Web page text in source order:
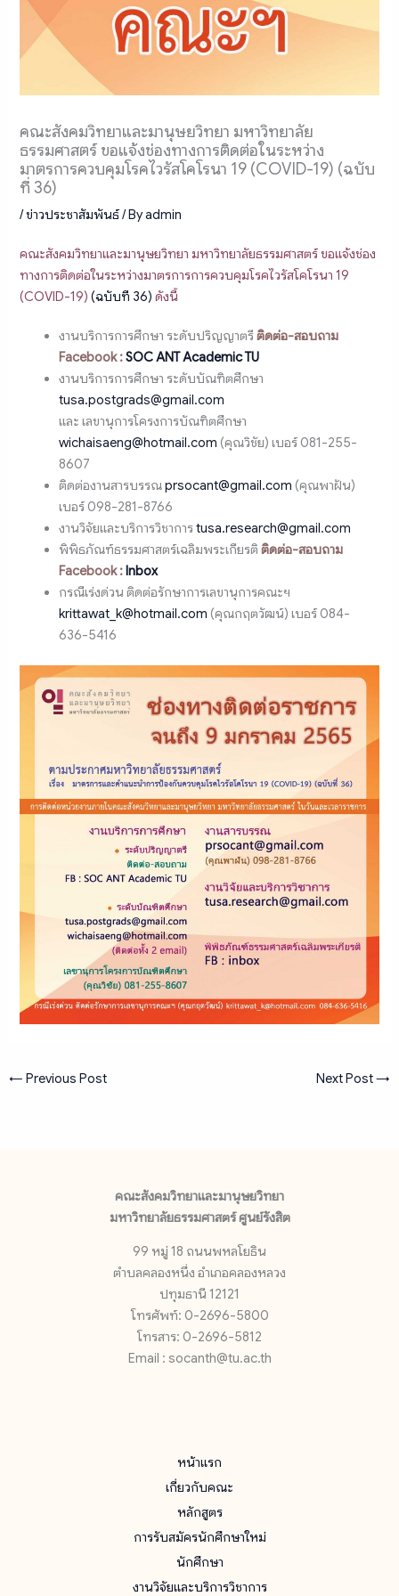
คณะสังคมวิทยาและมานุษยวิทยา มหาวิทยาลัย
ธรรมศาสตร์ ขอแจ้งช่องทางการติดต่อในระหว่าง
มาตรการควบคุมโรคไวรัสโคโรนา 19 (COVID-19) (ฉบับ
ที่ 36)
/ข่าวประชาสัมพันธ์/ Byadmin
คณะสังคมวิทยาและมานุษยวิทยา มหาวิทยาลัยธรรมศาสตร์ ขอแจ้งช่อง
ทางการติดต่อในระหว่างมาตรการการควบคุมโรคไวรัสโคโรนา 19
(COVID-19)(ฉบับที 36)ดังนี้
งานบริการการศึกษา ระดับปริญญาตรีติดต่อ-สอบถาม
Facebook :SOC ANT Academic TU
งานบริการการศึกษา ระดับบัณฑิตศึกษา
tusa.postgrads@gmail.com
เเละ เลขานุการโครงการบัณฑิตศึกษา
wichaisaeng@hotmail.com (คุณวิชัย) เบอร์ 081-255-
8607
ติดต่องานสารบรรณprsocant@gmail.com (คุณพาฝัน)
เบอร์ 098-281-8766
งานวิจัยและบริการวิชาการtusa.research@gmail.com
พิพิธภัณฑ์ธรรมศาสตร์เฉลิมพระเกียรติติดต่อ-สอบถาม
Facebook : Inbox
กรณีเร่งด่วน ติดต่อรักษาการเลขานุการคณะฯ
krittawat_k@hotmail.com (คุณกฤตวัฒน์) เบอร์ 084-
636-5416
← Previous Post Next Post→
คณะสังคมวิทยาและมานุษยวิทยา
มหาวิทยาลัยธรรมศาสตร์ ศูนย์รังสิต
99 หมู่ 18 ถนนพหลโยธิน
ตำบลคลองหนึ่ง อำเภอคลองหลวง
ปทุมธานี 12121
โทรศัพท์: 0-2696-5800
โทรสาร: 0-2696-5812
Email : socanth@tu.ac.th
หน้าแรก
เกี่ยวกับคณะ
หลักสูตร
การรับสมัครนักศึกษาใหม่
นักศึกษา
งานวิจัยและบริการวิชาการ